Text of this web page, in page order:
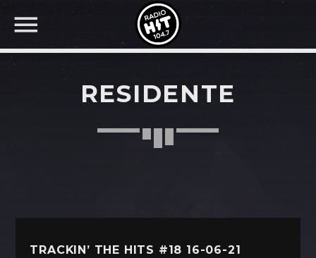
RESIDENTE
TRACKIN’ THE HITS #18 16-06-21